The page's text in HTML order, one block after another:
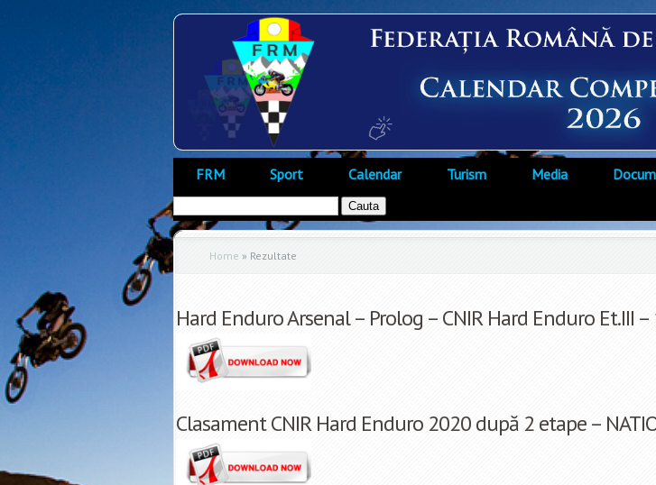
FRM Sport Calendar Turism Media
Home » Rezultate
Hard Enduro Arsenal – Prolog – CNIR Hard Enduro Et.III –
Clasament CNIR Hard Enduro 2020 după 2 etape –